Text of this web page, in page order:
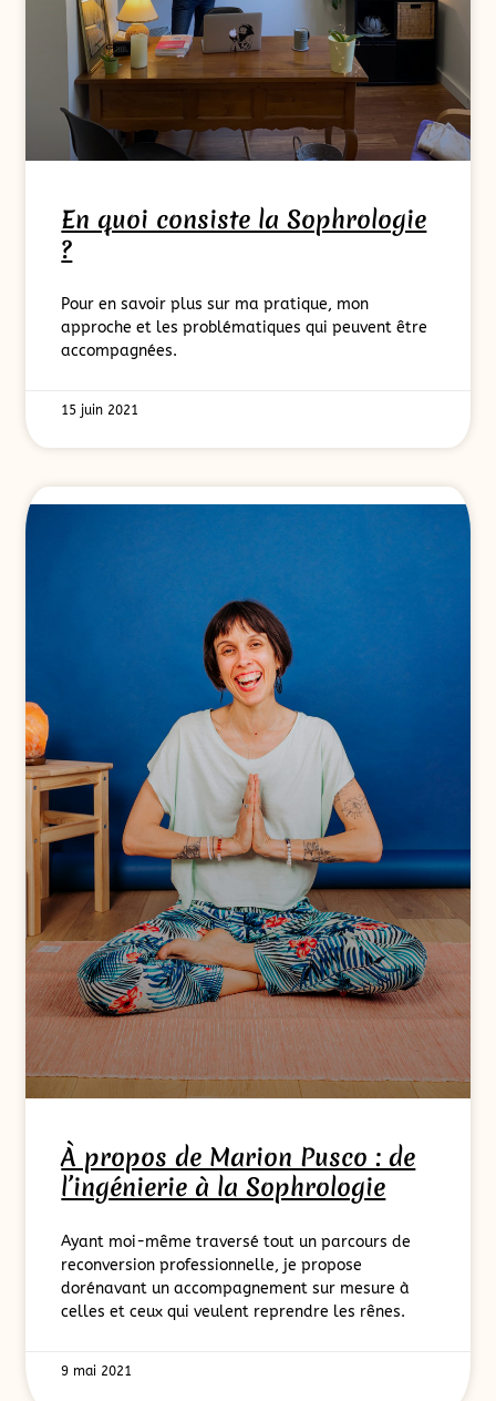
En quoi consiste la Sophrologie
?
Pour en savoir plus sur ma pratique, mon
approche et les problématiques qui peuvent être
accompagnées.
15 juin 2021
À propos de Marion Pusco : de
l’ingénierie à la Sophrologie
Ayant moi-même traversé tout un parcours de
reconversion professionnelle, je propose
dorénavant un accompagnement sur mesure à
celles et ceux qui veulent reprendre les rênes.
9 mai 2021